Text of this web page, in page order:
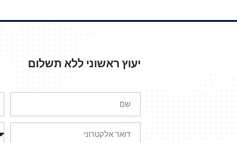
יעוץ ראשוני ללא תשלום